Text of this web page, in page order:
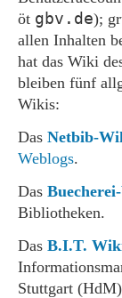
öt gbv.de);
allen Inhalten
hat das Wiki
bleiben fünf
Wikis:
Das Netbib-
Weblogs.
Das
Bibliotheken.
Das B.I.T.
Stuttgart